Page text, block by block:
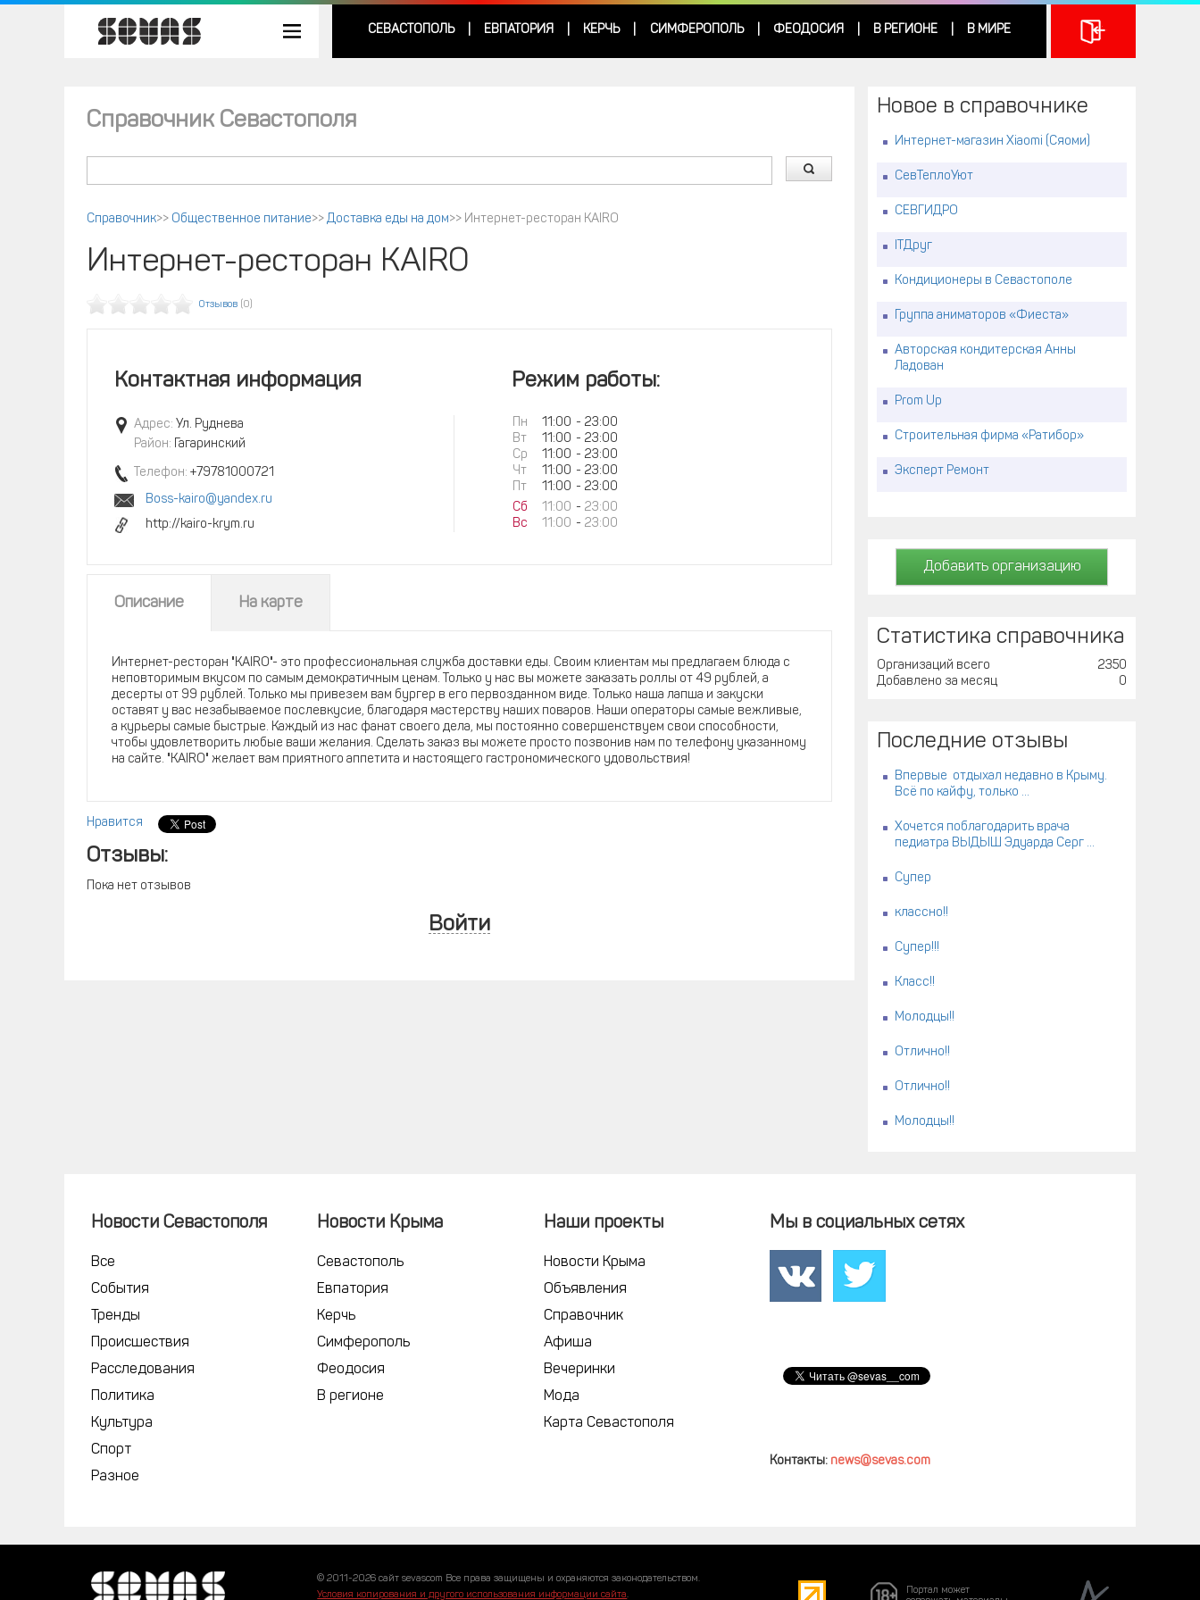
СЕВАСТОПОЛЬ ЕВПАТОРИЯ КЕРЧЬ СИМФЕРОПОЛЬ ФЕОДОСИЯ В РЕГИОНЕ В МИРЕ
Справочник Севастополя
Справочник>> Общественное питание>> Доставка еды на дом>> Интернет-ресторан КAIRO
Интернет-ресторан КAIRO
Отзывов (0)
Контактная информация
Адрес: Ул. Руднева
Район: Гагаринский
Телефон: +79781000721
Boss-kairo@yandex.ru
http://kairo-krym.ru
Режим работы:
Пн 11:00 - 23:00
Вт
11:00 - 23:00
Ср
11:00 - 23:00
Чт
11:00 - 23:00
Пт
11:00 - 23:00
Сб
11:00 - 23:00
Вс
11:00 - 23:00
Описание На карте
Интернет-ресторан "KAIRO"- это профессиональная служба доставки еды. Своим клиентам мы предлагаем блюда с
неповторимым вкусом по самым демократичным ценам. Только у нас вы можете заказать роллы от 49 рублей, а
десерты от 99 рублей. Только мы привезем вам бургер в его первозданном виде. Только наша лапша и закуски
оставят у вас незабываемое послевкусие, благодаря мастерству наших поваров. Наши операторы самые вежливые,
а курьеры самые быстрые. Каждый из нас фанат своего дела, мы постоянно совершенствуем свои способности,
чтобы удовлетворить любые ваши желания. Сделать заказ вы можете просто позвонив нам по телефону указанному
на сайте. "KAIRO" желает вам приятного аппетита и настоящего гастрономического удовольствия!
Нравится
Отзывы:
Пока нет отзывов
Войти
Новое в справочнике
Интернет-магазин Xiaomi (Сяоми)
СевТеплоУют
СЕВГИДРО
ITДруг
Кондиционеры в Севастополе
Группа аниматоров «Фиеста»
Авторская кондитерская Анны
Ладован
Prom Up
Строительная фирма «Ратибор»
Эксперт Ремонт
Добавить организацию
Статистика справочника
2350
Организаций всего
0
Добавлено за месяц
Последние отзывы
Впервые отдыхал недавно в Крыму.
Всё по кайфу, только ...
Хочется поблагодарить врача
педиатра ВЫДЫШ Эдуарда Серг ...
Супер
классно!!
Супер!!!
Класс!!
Молодцы!!
Отлично!!
Отлично!!
Молодцы!!
Новости Севастополя
Все
События
Тренды
Происшествия
Расследования
Политика
Культура
Спорт
Разное
Новости Крыма
Севастополь
Евпатория
Керчь
Симферополь
Феодосия
В регионе
Наши проекты
Новости Крыма
Объявления
Справочник
Афиша
Вечеринки
Мода
Карта Севастополя
Мы в социальных сетях
Контакты: news@sevas.com
© 2011-2026 сайт sevascom Все права защищены и охраняются законодательством.
Условия копирования и другого использования информации сайта.
Портал может